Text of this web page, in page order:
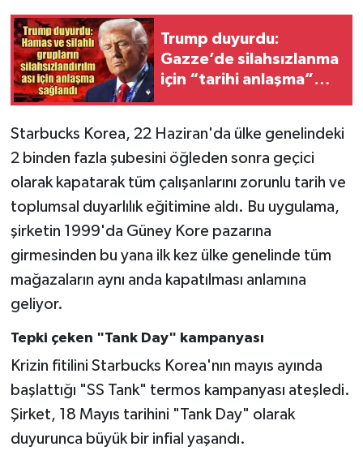
Trump duyurdu:
Gazze’de silahsızlanma
için “tarihi anlaşma”
Starbucks Korea, 22 Haziran'da ülke genelindeki
2 binden fazla şubesini öğleden sonra geçici
olarak kapatarak tüm çalışanlarını zorunlu tarih ve
toplumsal duyarlılık eğitimine aldı. Bu uygulama,
şirketin 1999'da Güney Kore pazarına
girmesinden bu yana ilk kez ülke genelinde tüm
mağazaların aynı anda kapatılması anlamına
geliyor.
Tepki çeken "Tank Day" kampanyası
Krizin fitilini Starbucks Korea'nın mayıs ayında
başlattığı "SS Tank" termos kampanyası ateşledi.
Şirket, 18 Mayıs tarihini "Tank Day" olarak
duyurunca büyük bir infial yaşandı.